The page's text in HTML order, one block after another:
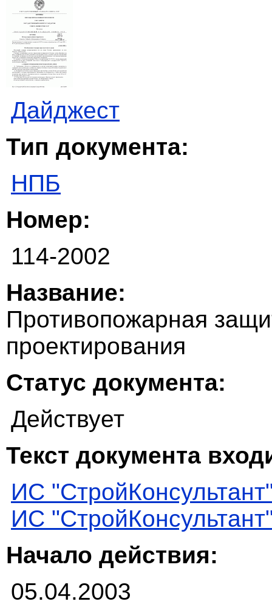
Дайджест
Тип документа:
НПБ
Номер:
114-2002
Название:
Противопожарная
проектирования
Статус документа:
Действует
Текст документа
ИС
ИС
Начало действия:
05.04.2003